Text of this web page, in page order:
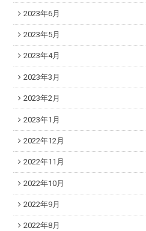
2023年6月
2023年5月
2023年4月
2023年3月
2023年2月
2023年1月
2022年12月
2022年11月
2022年10月
2022年9月
2022年8月